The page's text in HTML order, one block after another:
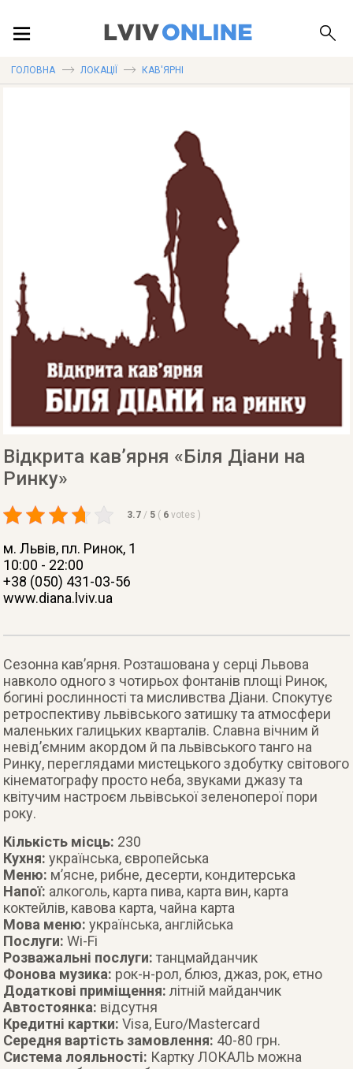
ГОЛОВНА ЛОКАЦІЇ КАВ'ЯРНІ
Відкрита кав’ярня «Біля Діани на
Ринку»
3.7 / 5 ( 6 votes )
м. Львів, пл. Ринок, 1
10:00 - 22:00
+38 (050) 431-03-56
www.diana.lviv.ua
Сезонна кав’ярня. Розташована у серці Львова
навколо одного з чотирьох фонтанів площі Ринок,
богині рослинності та мисливства Діани. Спокутує
ретроспективу львівського затишку та атмосфери
маленьких галицьких кварталів. Славна вічним й
невід’ємним акордом й па львівського танго на
Ринку, переглядами мистецького здобутку світового
кінематографу просто неба, звуками джазу та
квітучим настроєм львівської зеленоперої пори
року.
Кількість місць: 230
Кухня:українська, європейська
Меню: м’ясне, рибне, десерти, кондитерська
Напої: алкоголь, карта пива, карта вин, карта
коктейлів, кавова карта, чайна карта
Мова меню:українська, англійська
Послуги:Wi-Fi
Розважальні послуги:танцмайданчик
Фонова музика: рок-н-рол, блюз, джаз, рок, етно
Додаткові приміщення:літній майданчик
Автостоянка: відсутня
Кредитні картки:Visa, Euro/Mastercard
Середня вартість замовлення: 40-80 грн.
Система лояльності: Картку ЛОКАЛЬ можна